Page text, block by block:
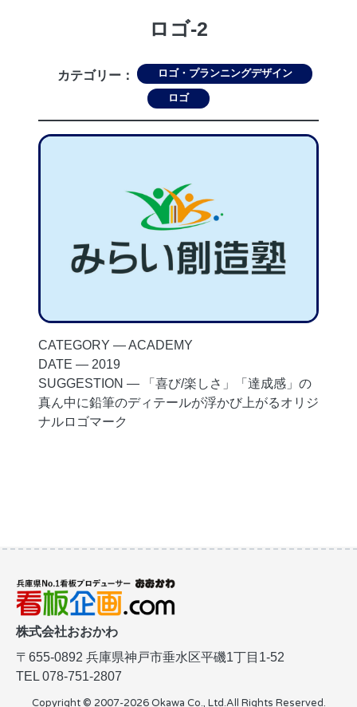
ロゴ-2
カテゴリー： ロゴ・プランニングデザイン
ロゴ
CATEGORY ― ACADEMY
DATE ― 2019
SUGGESTION ― 「喜び/楽しさ」「達成感」の
真ん中に鉛筆のディテールが浮かび上がるオリジ
ナルロゴマーク
株式会社おおかわ
〒655-0892 兵庫県神戸市垂水区平磯1丁目1-52
TEL 078-751-2807
Copyright © 2007-2026 Okawa Co., Ltd.All Rights Reserved.